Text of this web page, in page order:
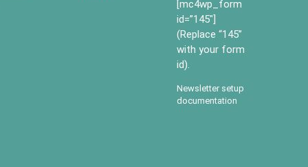
[mc4wp_form
id=”145″]
(Replace “145”
with your form
id).
Newsletter setup
documentation